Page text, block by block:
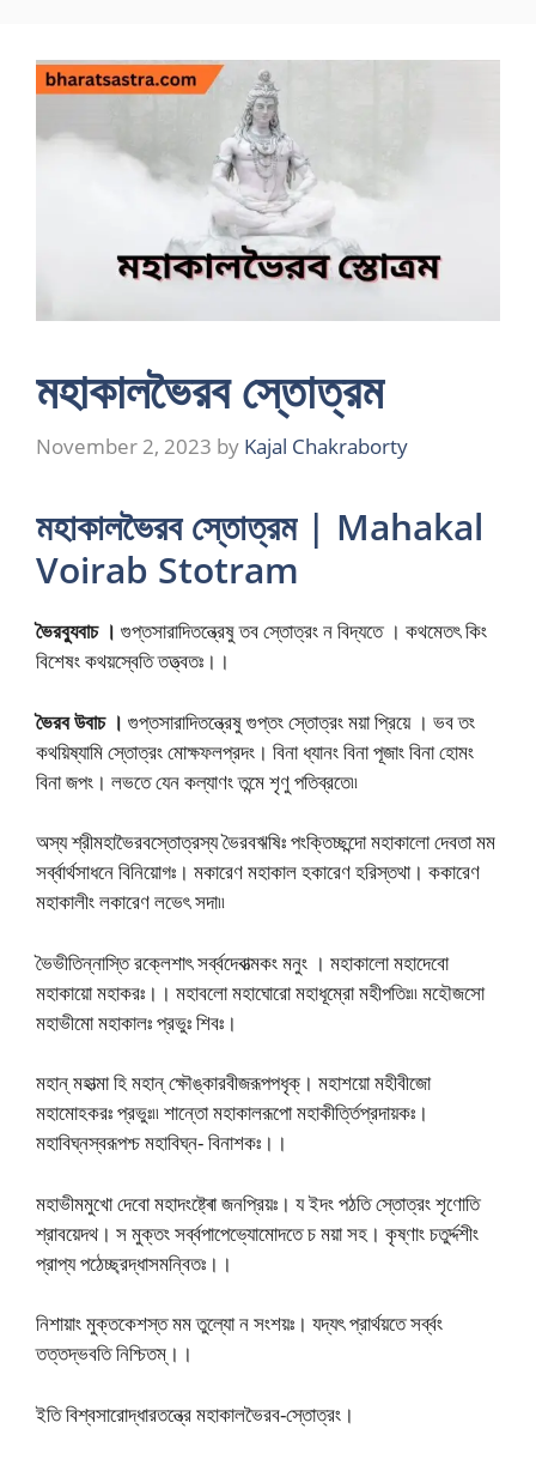
content
মহাকালভৈরব স্তোত্রম
November 2, 2023 by Kajal Chakraborty
মহাকালভৈরব স্তোত্রম | Mahakal
Voirab Stotram
ভৈরব্যুবাচ । গুপ্তসারাদিতন্ত্রেষু তব স্তোত্রং ন বিদ্যতে । কথমেতৎ কিং
বিশেষং কথয়স্বেতি তত্ত্বতঃ।।
ভৈরব উবাচ । গুপ্তসারাদিতন্ত্রেষু গুপ্তং স্তোত্রং ময়া প্রিয়ে । ভব তং
কথয়িষ্যামি স্তোত্রং মোক্ষফলপ্রদং। বিনা ধ্যানং বিনা পূজাং বিনা হোমং
বিনা জপং। লভতে যেন কল্যাণং তন্মে শৃণু পতিব্রতে৷৷
অস্য শ্রীমহাভৈরবস্তোত্রস্য ভৈরবঋষিঃ পংক্তিচ্ছন্দো মহাকালো দেবতা মম
সৰ্ব্বার্থসাধনে বিনিয়োগঃ। মকারেণ মহাকাল হকারেণ হরিস্তথা। ককারেণ
মহাকালীং লকারেণ লভেৎ সদা৷৷
ভৈভীতিন্নাস্তি রক্লেশাৎ সর্ব্বদেবাত্মকং মনুং । মহাকালো মহাদেবো
মহাকায়ো মহাকরঃ।। মহাবলো মহাঘোরো মহাধূম্রো মহীপতিঃ৷৷ মহৌজসো
মহাভীমো মহাকালঃ প্রভুঃ শিবঃ।
মহান্ মহাত্মা হি মহান্ ক্ষৌঙ্কারবীজরূপপধৃক্। মহাশয়ো মহীবীজো
মহামোহকরঃ প্রভুঃ৷৷ শান্তো মহাকালরূপো মহাকীর্ত্তিপ্রদায়কঃ।
মহাবিঘ্নস্বরূপশ্চ মহাবিঘ্ন- বিনাশকঃ।।
মহাভীমমুখো দেবো মহাদংষ্ট্ৰো জনপ্রিয়ঃ। য ইদং পঠতি স্তোত্রং শৃণোতি
শ্রাবয়েদথ। স মুক্তং সৰ্ব্বপাপেভ্যোমোদতে চ ময়া সহ। কৃষ্ণাং চতুৰ্দ্দশীং
প্রাপ্য পঠেচ্ছ্রদ্ধাসমন্বিতঃ।।
নিশায়াং মুক্তকেশস্ত মম তুল্যো ন সংশয়ঃ। যদ্যৎ প্রার্থয়তে সৰ্ব্বং
তত্তদ্ভবতি নিশ্চিতম্।।
ইতি বিশ্বসারোদ্ধারতন্ত্রে মহাকালভৈরব-স্তোত্রং।